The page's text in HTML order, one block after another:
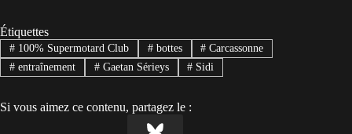
Étiquettes
#100% Supermotard Club #bottes # Carcassonne
#entraînement #Gaetan Sérieys # Sidi
Si vous aimez ce contenu, partagez le :